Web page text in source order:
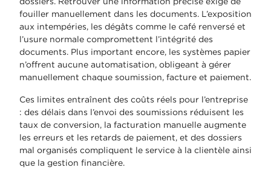
fouiller manuellement dans les documents. L’exposition
aux intempéries, les dégâts comme le café renversé et
l’usure normale compromettent l’intégrité des
documents. Plus important encore, les systèmes papier
n’offrent aucune automatisation, obligeant à gérer
manuellement chaque soumission, facture et paiement.
Ces limites entraînent des coûts réels pour l’entreprise
: des délais dans l’envoi des soumissions réduisent les
taux de conversion, la facturation manuelle augmente
les erreurs et les retards de paiement, et des dossiers
mal organisés compliquent le service à la clientèle ainsi
que la gestion financière.